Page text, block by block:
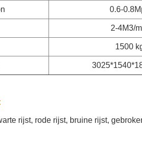
0.6-
2-4M3/
1500
rijst, rode rijst, bruine rijst,